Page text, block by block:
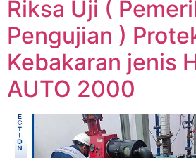
Riksa Uji (
Pengujian )
Kebakaran jenis
AUTO 2000